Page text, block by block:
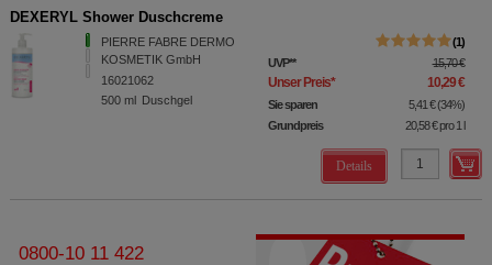
DEXERYL Shower Duschcreme
PIERRE FABRE DERMO
KOSMETIK GmbH
16021062
500 ml Duschgel
1
UVP** 15,70 €
Unser Preis* 10,29 €
Sie sparen 5,41 € (34%)
Grundpreis
20,58 €pro 1 l
Details
0800-10 11 422